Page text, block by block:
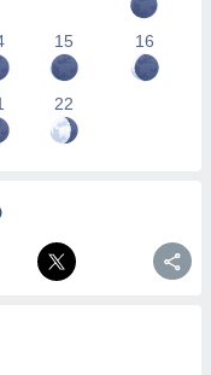
15 16
22